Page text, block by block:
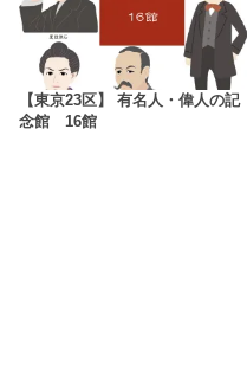
【東京23区】 有名人・偉人の記
念館 16館